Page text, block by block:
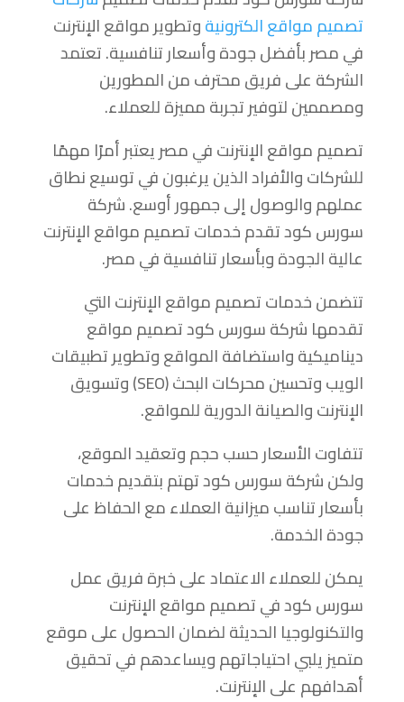
تصميم مواقع الكترونيةوتطوير مواقع الإنترنت
في مصر بأفضل جودة وأسعار تنافسية. تعتمد
الشركة على فريق محترف من المطورين
ومصممين لتوفير تجربة مميزة للعملاء.
تصميم مواقع الإنترنت في مصر يعتبر أمرًا مهمًا
للشركات والأفراد الذين يرغبون في توسيع نطاق
عملهم والوصول إلى جمهور أوسع. شركة
سورس كود تقدم خدمات تصميم مواقع الإنترنت
عالية الجودة وبأسعار تنافسية في مصر.
تتضمن خدمات تصميم مواقع الإنترنت التي
تقدمها شركة سورس كود تصميم مواقع
ديناميكية واستضافة المواقع وتطوير تطبيقات
الويب وتحسين محركات البحث (SEO) وتسويق
الإنترنت والصيانة الدورية للمواقع.
تتفاوت الأسعار حسب حجم وتعقيد الموقع،
ولكن شركة سورس كود تهتم بتقديم خدمات
بأسعار تناسب ميزانية العملاء مع الحفاظ على
جودة الخدمة.
يمكن للعملاء الاعتماد على خبرة فريق عمل
سورس كود في تصميم مواقع الإنترنت
والتكنولوجيا الحديثة لضمان الحصول على موقع
متميز يلبي احتياجاتهم ويساعدهم في تحقيق
أهدافهم على الإنترنت.